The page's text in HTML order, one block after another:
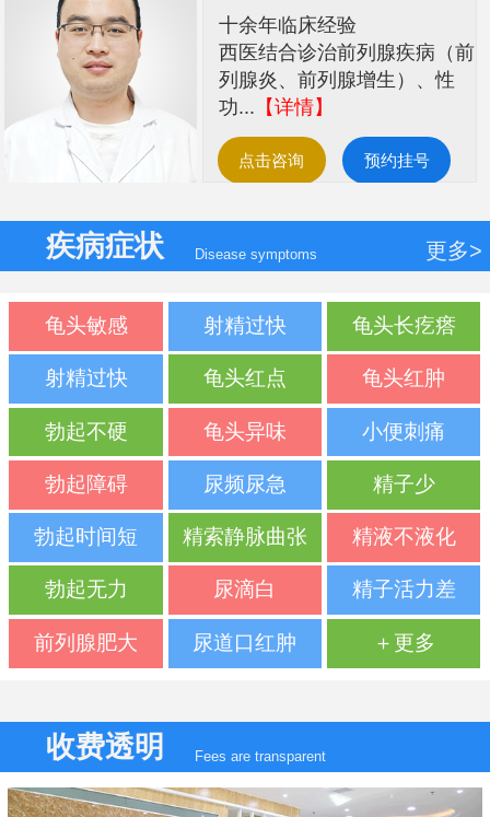
十余年临床经验
西医结合诊治前列腺疾病（前
列腺炎、前列腺增生）、性
功... 【详情】
点击咨询 预约挂号
疾病症状 Disease symptoms 更多>
龟头敏感 射精过快 龟头长疙瘩
射精过快 龟头红点 龟头红肿
勃起不硬 龟头异味 小便刺痛
勃起障碍 尿频尿急 精子少
勃起时间短 精索静脉曲张 精液不液化
勃起无力 尿滴白 精子活力差
前列腺肥大 尿道口红肿 ＋更多
收费透明 Fees are transparent